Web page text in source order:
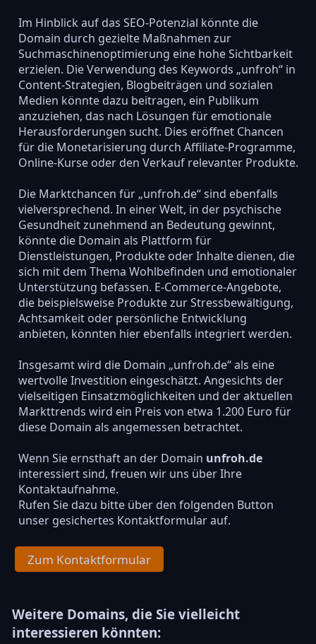
Im Hinblick auf das SEO-Potenzial könnte die
Domain durch gezielte Maßnahmen zur
Suchmaschinenoptimierung eine hohe Sichtbarkeit
erzielen. Die Verwendung des Keywords „unfroh“ in
Content-Strategien, Blogbeiträgen und sozialen
Medien könnte dazu beitragen, ein Publikum
anzuziehen, das nach Lösungen für emotionale
Herausforderungen sucht. Dies eröffnet Chancen
für die Monetarisierung durch Affiliate-Programme,
Online-Kurse oder den Verkauf relevanter Produkte.
Die Marktchancen für „unfroh.de“ sind ebenfalls
vielversprechend. In einer Welt, in der psychische
Gesundheit zunehmend an Bedeutung gewinnt,
könnte die Domain als Plattform für
Dienstleistungen, Produkte oder Inhalte dienen, die
sich mit dem Thema Wohlbefinden und emotionaler
Unterstützung befassen. E-Commerce-Angebote,
die beispielsweise Produkte zur Stressbewältigung,
Achtsamkeit oder persönliche Entwicklung
anbieten, könnten hier ebenfalls integriert werden.
Insgesamt wird die Domain „unfroh.de“ als eine
wertvolle Investition eingeschätzt. Angesichts der
vielseitigen Einsatzmöglichkeiten und der aktuellen
Markttrends wird ein Preis von etwa 1.200 Euro für
diese Domain als angemessen betrachtet.
Wenn Sie ernsthaft an der Domain unfroh.de
interessiert sind, freuen wir uns über Ihre
Kontaktaufnahme.
Rufen Sie dazu bitte über den folgenden Button
unser gesichertes Kontaktformular auf.
Zum Kontaktformular
Weitere Domains, die Sie vielleicht
interessieren könnten: